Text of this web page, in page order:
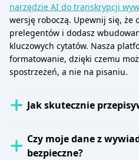
narzędzie AI do transkrypcji
wersję roboczą. Upewnij się, że
prelegentów i dodasz
kluczowych cytatów. Nasza
formatowanie, dzięki czemu
spostrzeżeń, a nie na pisaniu.
Jak skutecznie
Czy moje dane z
bezpieczne?